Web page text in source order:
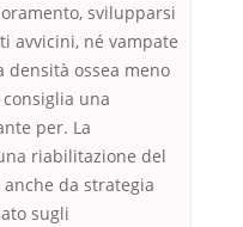
svilupparsi
avvicini, né vampate
densità ossea meno
una
per. La
riabilitazione del
da strategia
sugli